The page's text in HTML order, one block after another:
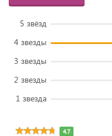
5 звёзд
4 звезды
3 звезды
2 звезды
1 звезда
4.7